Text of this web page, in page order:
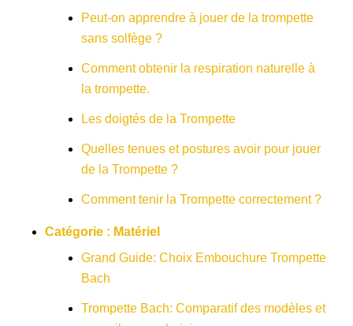
Peut-on apprendre à jouer de la trompette
sans solfège ?
Comment obtenir la respiration naturelle à
la trompette.
Les doigtés de la Trompette
Quelles tenues et postures avoir pour jouer
de la Trompette ?
Comment tenir la Trompette correctement ?
Catégorie : Matériel
Grand Guide: Choix Embouchure Trompette
Bach
Trompette Bach: Comparatif des modèles et